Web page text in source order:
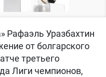
Рафаэль Уразбахтин
от болгарского
третьего
Лиги чемпионов,